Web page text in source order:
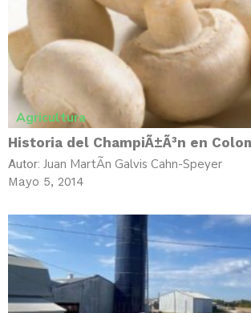
Agricultura
Historia del ChampiÃ±Ã³n en
Autor: Juan MartÃ­n Galvis Cahn-Speyer
Mayo 5, 2014